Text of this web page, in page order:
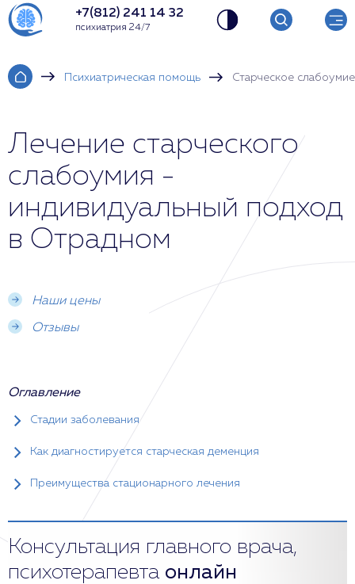
+7(812) 241 14 32
психиатрия 24/7
Психиатрическая помощь Старческое слабоумие
Лечение старческого
слабоумия -
индивидуальный подход
в Отрадном
Наши цены
Отзывы
Оглавление
Стадии заболевания
Как диагностируется старческая деменция
Преимущества стационарного лечения
Консультация главного врача,
психотерапевта онлайн